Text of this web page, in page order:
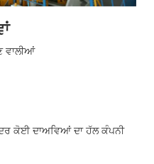
ਵਾਲੀਆਂ
ਕੋਈ ਦਾਅਵਿਆਂ ਦਾ ਹੱਲ ਕੰਪਨੀ